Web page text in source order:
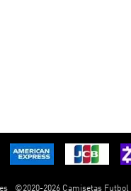
©2020-2026 Camisetas